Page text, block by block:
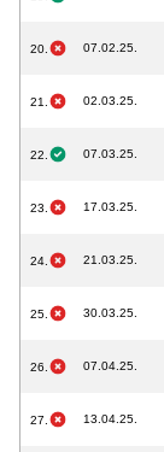
20. 07.02.25.
21. 02.03.25.
22. 07.03.25.
23. 17.03.25.
24. 21.03.25.
25. 30.03.25.
26. 07.04.25.
27. 13.04.25.